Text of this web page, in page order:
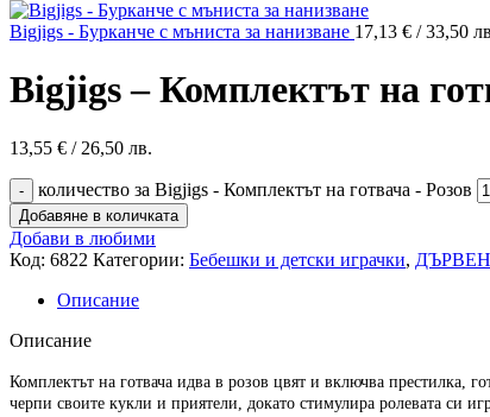
Bigjigs - Бурканче с мъниста за нанизване 17,13 € / 33,50
Bigjigs – Комплектът на
13,55 € / 26,50 лв.
количество за Bigjigs - Комплектът на готвача - Розов
Добавяне в количката
Добави в любими
Код: 6822 Категории: Бебешки и детски играчки,
Описание
Описание
Комплектът на готвача идва в розов цвят и включва престилка,
черпи своите кукли и приятели, докато стимулира ролевата си